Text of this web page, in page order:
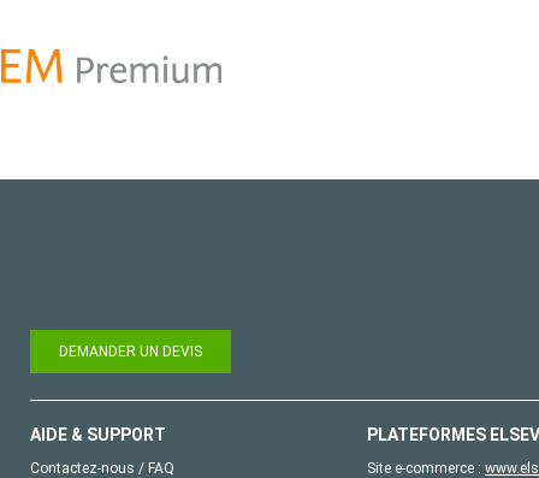
DEMANDER UN DEVIS
AIDE & SUPPORT
Contactez-nous / FAQ
PLATEFORMES
Site e-commerce :